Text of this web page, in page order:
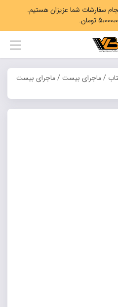
مرداد ۱۴۰۵ آماده انجام سفارشات شما عزیزان هستیم.
/ماجرای بیست/ ماجرای بیست